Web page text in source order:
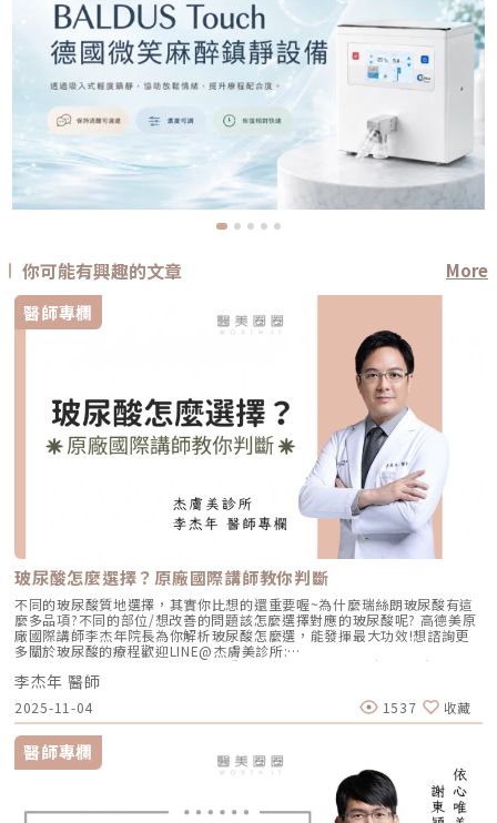
你可能有興趣的文章
More
醫師專欄
玻尿酸怎麼選擇？原廠國際講師教你判斷
不同的玻尿酸質地選擇，其實你比想的還重要喔~為什麼瑞絲朗玻尿酸有這
麼多品項?不同的部位/想改善的問題該怎麼選擇對應的玻尿酸呢? 高德美原
廠國際講師李杰年院長為你解析玻尿酸怎麼選，能發揮最大功效!想諮詢更
多關於玻尿酸的療程歡迎LINE@杰膚美診所:
https://page.line.me/xhc2941b重點摘要：00:11 玻尿酸作用介紹00:47
玻尿酸分為三大類型02:09 迷思一、玻尿酸打哪裡都可以？02:36 迷思二、
打完下巴蘋果肌看起來怪怪的？03:30 迷思三、臉部鬆弛只能做拉皮嗎？
05:00 總結LINE官方帳號一對一咨詢👉https://reurl.cc/x3EQZN歡迎訂閱
我的頻道👉https://reurl.cc/nY51k8關注杰膚美診所FB👉
https://reurl.cc/XQljva杰膚美診所官網👉https://jfmskin.com/關注李杰
年醫師FB👉https://reurl.cc/Mzk0nm杰膚美診所地址：104台北市中山區
復興北路50號2樓電話：02-8772-6625
李杰年 醫師
2025-11-04 1537 收藏
醫師專欄